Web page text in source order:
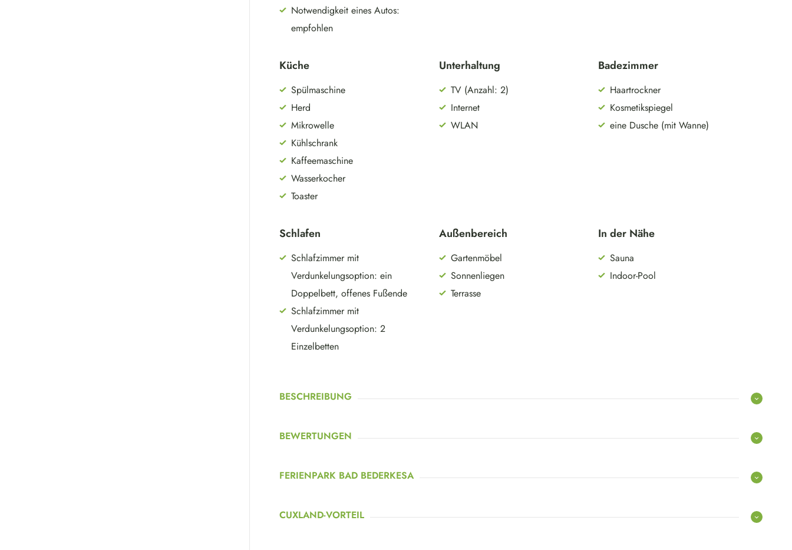
Notwendigkeit eines Autos:
empfohlen
Küche
Spülmaschine
Herd
Mikrowelle
Kühlschrank
Kaffeemaschine
Wasserkocher
Toaster
Unterhaltung
TV (Anzahl: 2)
Internet
WLAN
Badezimmer
Haartrockner
Kosmetikspiegel
eine Dusche (mit Wanne)
Schlafen
Schlafzimmer mit
Verdunkelungsoption: ein
Doppelbett, offenes Fußende
Schlafzimmer mit
Verdunkelungsoption: 2
Einzelbetten
Außenbereich
Gartenmöbel
Sonnenliegen
Terrasse
In der Nähe
Sauna
Indoor-Pool
BESCHREIBUNG
BEWERTUNGEN
FERIENPARK BAD BEDERKESA
CUXLAND-VORTEIL